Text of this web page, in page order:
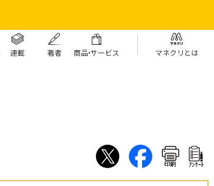
連載 著者 商品・サービス マネクリとは
印刷 ｱﾝｹｰﾄ